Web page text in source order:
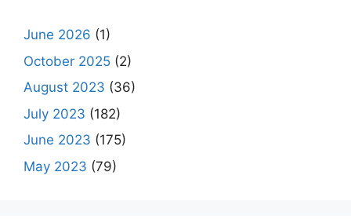
June 2026 (1)
October 2025 (2)
August 2023 (36)
July 2023 (182)
June 2023 (175)
May 2023 (79)